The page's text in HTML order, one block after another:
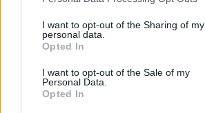
I want to opt-out of the Sharing of my
personal data.
Opted In
I want to opt-out of the Sale of my
Personal Data.
Opted In